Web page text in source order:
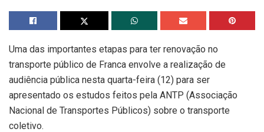
Uma das importantes etapas para ter renovação no
transporte público de Franca envolve a realização de
audiência pública nesta quarta-feira (12) para ser
apresentado os estudos feitos pela ANTP (Associação
Nacional de Transportes Públicos) sobre o transporte
coletivo.